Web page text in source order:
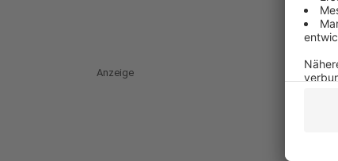
Anzeige